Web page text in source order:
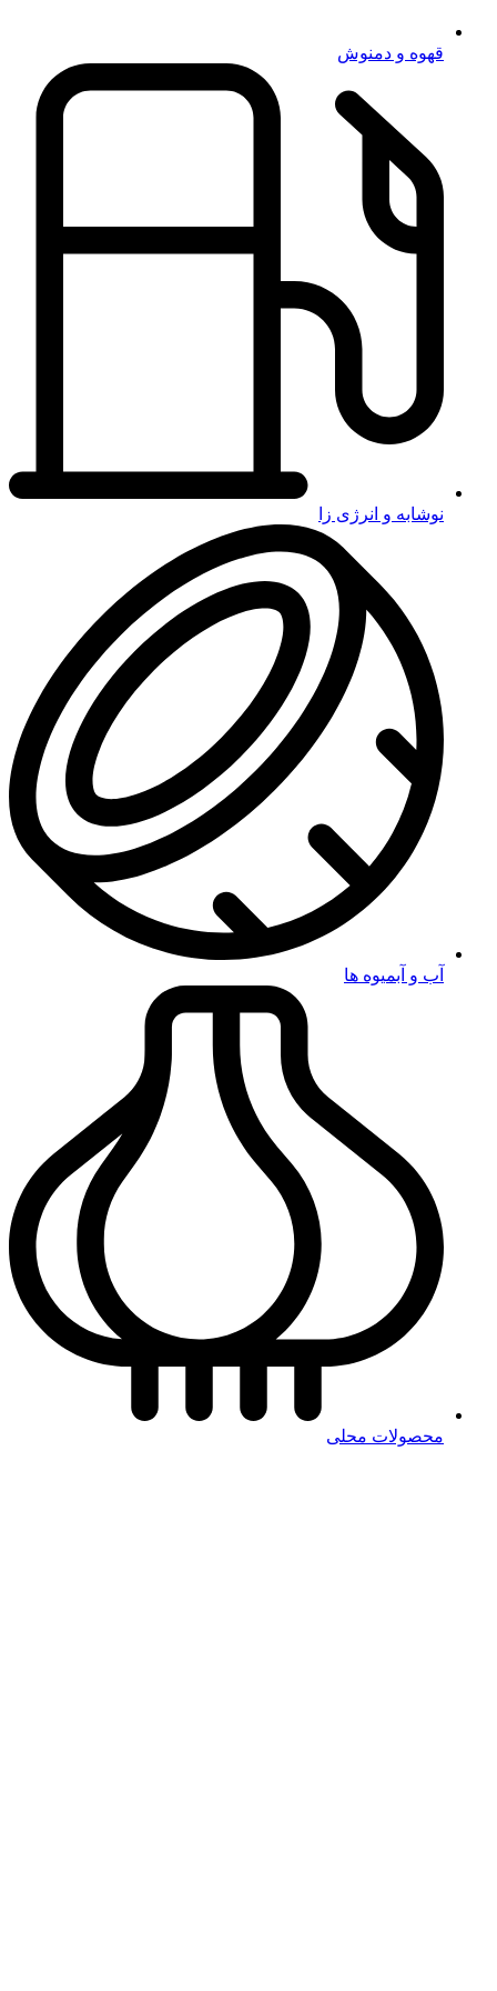
قهوه و دمنوش
نوشابه و انرژی زا
آب و آبمیوه ها
محصولات محلی